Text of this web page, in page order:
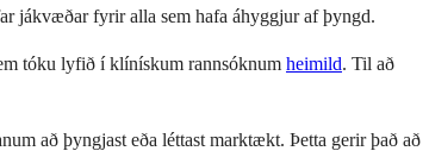
jákvæðar fyrir alla sem hafa áhyggjur af þyngd.
tóku lyfið í klínískum rannsóknum heimild. Til að
að þyngjast eða léttast marktækt. Þetta gerir það að